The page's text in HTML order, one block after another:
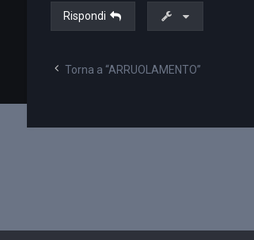
Rispondi
Torna a “ARRUOLAMENTO”